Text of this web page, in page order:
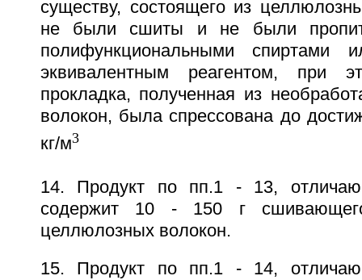
существу, состоящего из
не были сшиты и не были
полифункциональными
эквивалентным реагентом, при
прокладка, полученная из
волокон, была спрессована до
кг/м3
14. Продукт по пп.1 - 13,
содержит 10 - 150 г
целлюлозных волокон.
15. Продукт по пп.1 - 14,